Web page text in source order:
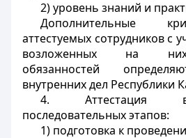
2) уровень знаний и
Дополнительные
аттестуемых сотрудников с
возложенных на
обязанностей
внутренних дел Республики
4. Аттестация
последовательных этапов:
1) подготовка к